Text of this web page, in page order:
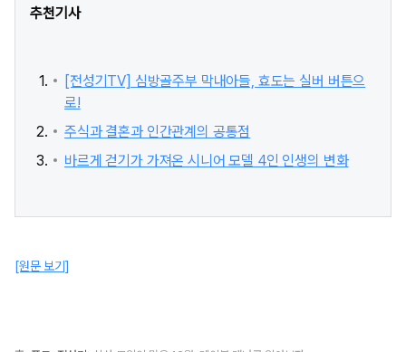
추천기사
[전성기TV] 심방골주부 막내아들, 효도는 실버 버튼으
로!
주식과 결혼과 인간관계의 공통점
바르게 걷기가 가져온 시니어 모델 4인 인생의 변화
[원문 보기]